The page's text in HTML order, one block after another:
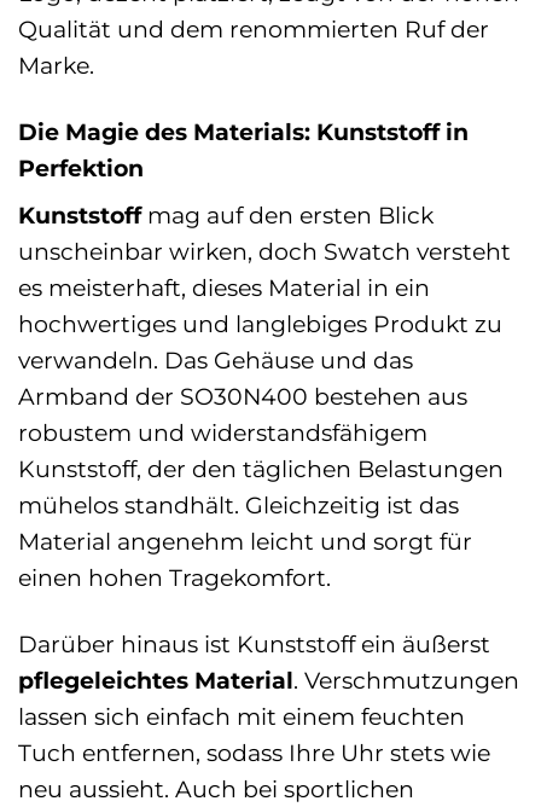
Qualität und dem renommierten Ruf der
Marke.
Die Magie des Materials: Kunststoff in
Perfektion
Kunststoffmag auf den ersten Blick
unscheinbar wirken, doch Swatch versteht
es meisterhaft, dieses Material in ein
hochwertiges und langlebiges Produkt zu
verwandeln. Das Gehäuse und das
Armband der SO30N400 bestehen aus
robustem und widerstandsfähigem
Kunststoff, der den täglichen Belastungen
mühelos standhält. Gleichzeitig ist das
Material angenehm leicht und sorgt für
einen hohen Tragekomfort.
Darüber hinaus ist Kunststoff ein äußerst
pflegeleichtes Material. Verschmutzungen
lassen sich einfach mit einem feuchten
Tuch entfernen, sodass Ihre Uhr stets wie
neu aussieht. Auch bei sportlichen